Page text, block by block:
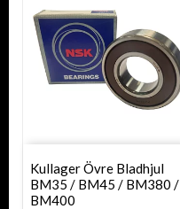
Kullager Övre Bladhjul
BM35 / BM45 / BM380 /
BM400